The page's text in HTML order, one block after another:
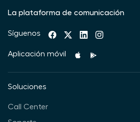
La plataforma de comunicación
Síguenos
Aplicación móvil
Soluciones
Call Center